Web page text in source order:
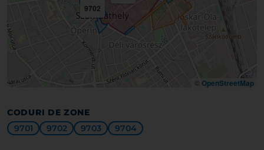
9702
© OpenStreetMap
CODURI DE ZONE
9701
9702 9703 9704